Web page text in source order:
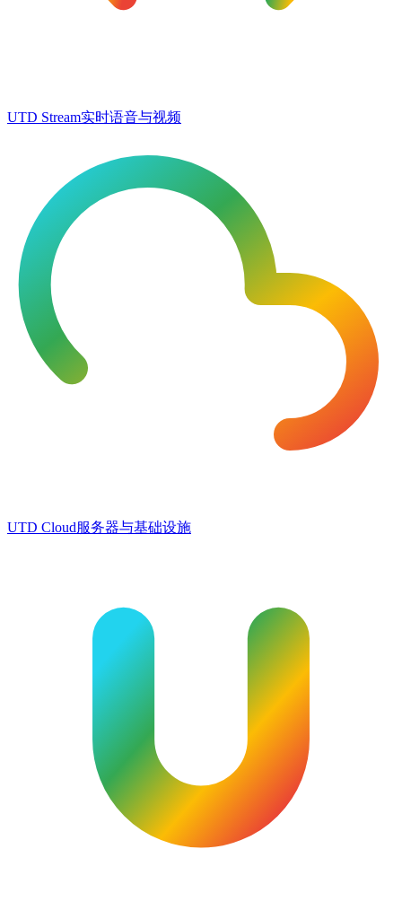
UTD Stream实时语音与视频
UTD Cloud服务器与基础设施